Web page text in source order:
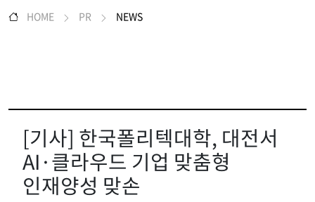
HOME PR NEWS
[기사] 한국폴리텍대학, 대전서
AI·클라우드 기업 맞춤형
인재양성 맞손